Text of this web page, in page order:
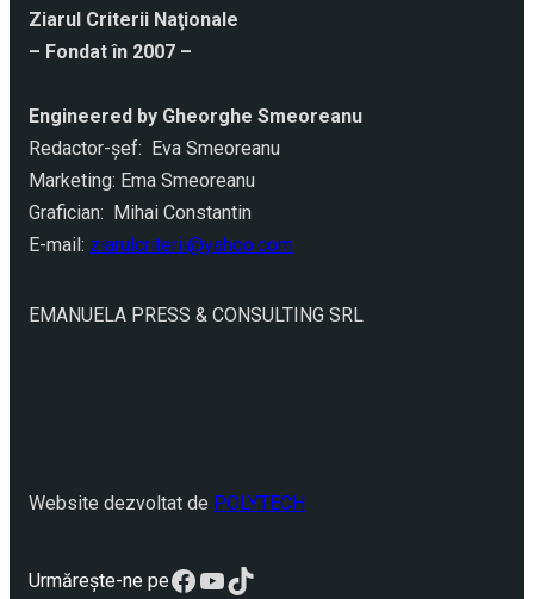
Ziarul Criterii Naţionale
– Fondat în 2007 –
Engineered by Gheorghe Smeoreanu
Redactor-şef: Eva Smeoreanu
Marketing: Ema Smeoreanu
Grafician: Mihai Constantin
E-mail: ziarulcriterii@yahoo.com
EMANUELA PRESS & CONSULTING SRL
Website dezvoltat de POLYTECH
Urmărește-ne peFacebook
YouTube
TikTok